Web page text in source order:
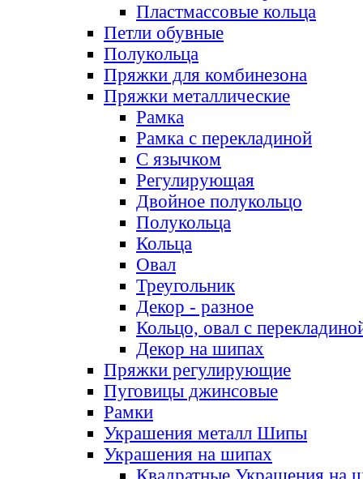
Пластмассовые кольца
Петли обувные
Полукольца
Пряжки для комбинезона
Пряжки металлические
Рамка
Рамка с перекладиной
С язычком
Регулирующая
Двойное полукольцо
Полукольца
Кольца
Овал
Треугольник
Декор - разное
Кольцо, овал с
Декор на шипах
Пряжки регулирующие
Пуговицы джинсовые
Рамки
Украшения металл Шипы
Украшения на шипах